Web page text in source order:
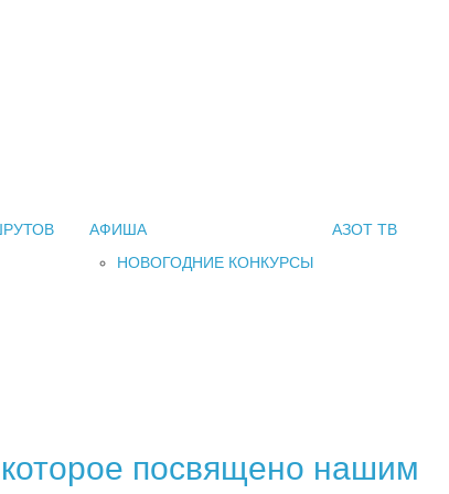
АФИША
НОВОГОДНИЕ КОНКУРСЫ
АЗОТ ТВ
посвящено нашим